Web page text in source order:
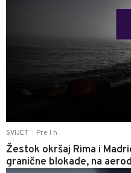
SVIJET Pre 1 h
Žestok okršaj Rima i
granične blokade, na